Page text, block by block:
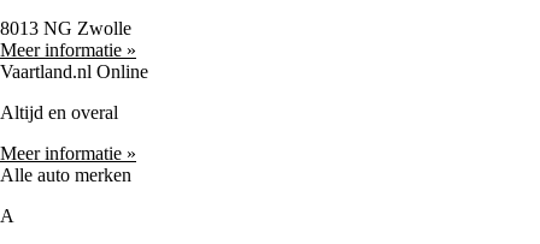
8013 NG Zwolle
Meer informatie »
Vaartland.nl Online
Altijd en overal
Meer informatie »
Alle auto merken
A